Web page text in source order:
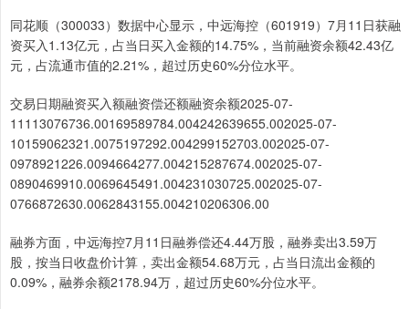
同花顺（300033）数据中心显示，中远海控（601919）7月11日获融
资买入1.13亿元，占当日买入金额的14.75%，当前融资余额42.43亿
元，占流通市值的2.21%，超过历史60%分位水平。
交易日期融资买入额融资偿还额融资余额2025-07-
11113076736.00169589784.004242639655.002025-07-
10159062321.0075197292.004299152703.002025-07-
0978921226.0094664277.004215287674.002025-07-
0890469910.0069645491.004231030725.002025-07-
0766872630.0062843155.004210206306.00
融券方面，中远海控7月11日融券偿还4.44万股，融券卖出3.59万
股，按当日收盘价计算，卖出金额54.68万元，占当日流出金额的
0.09%，融券余额2178.94万，超过历史60%分位水平。